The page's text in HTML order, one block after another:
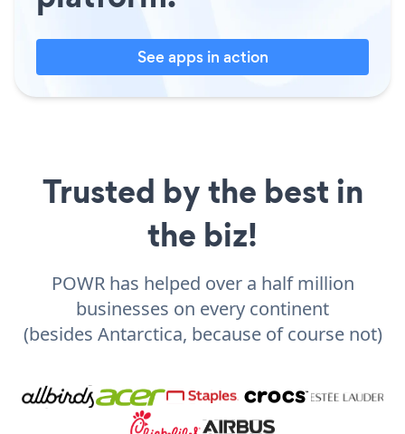
See apps in action
Trusted by the best in
the biz!
POWR has helped over a half million
businesses on every continent
(besides Antarctica, because of course not)